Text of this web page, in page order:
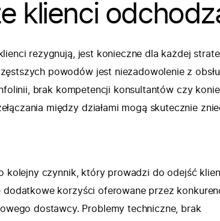
klienci
rezygnują, jest konieczne dla każdej
powodów jest niezadowolenie z
brak kompetencji konsultantów czy
między działami mogą skutecznie
kolejny czynnik, który prowadzi do odejść
dodatkowe korzyści oferowane przez
dostawcy. Problemy techniczne, brak